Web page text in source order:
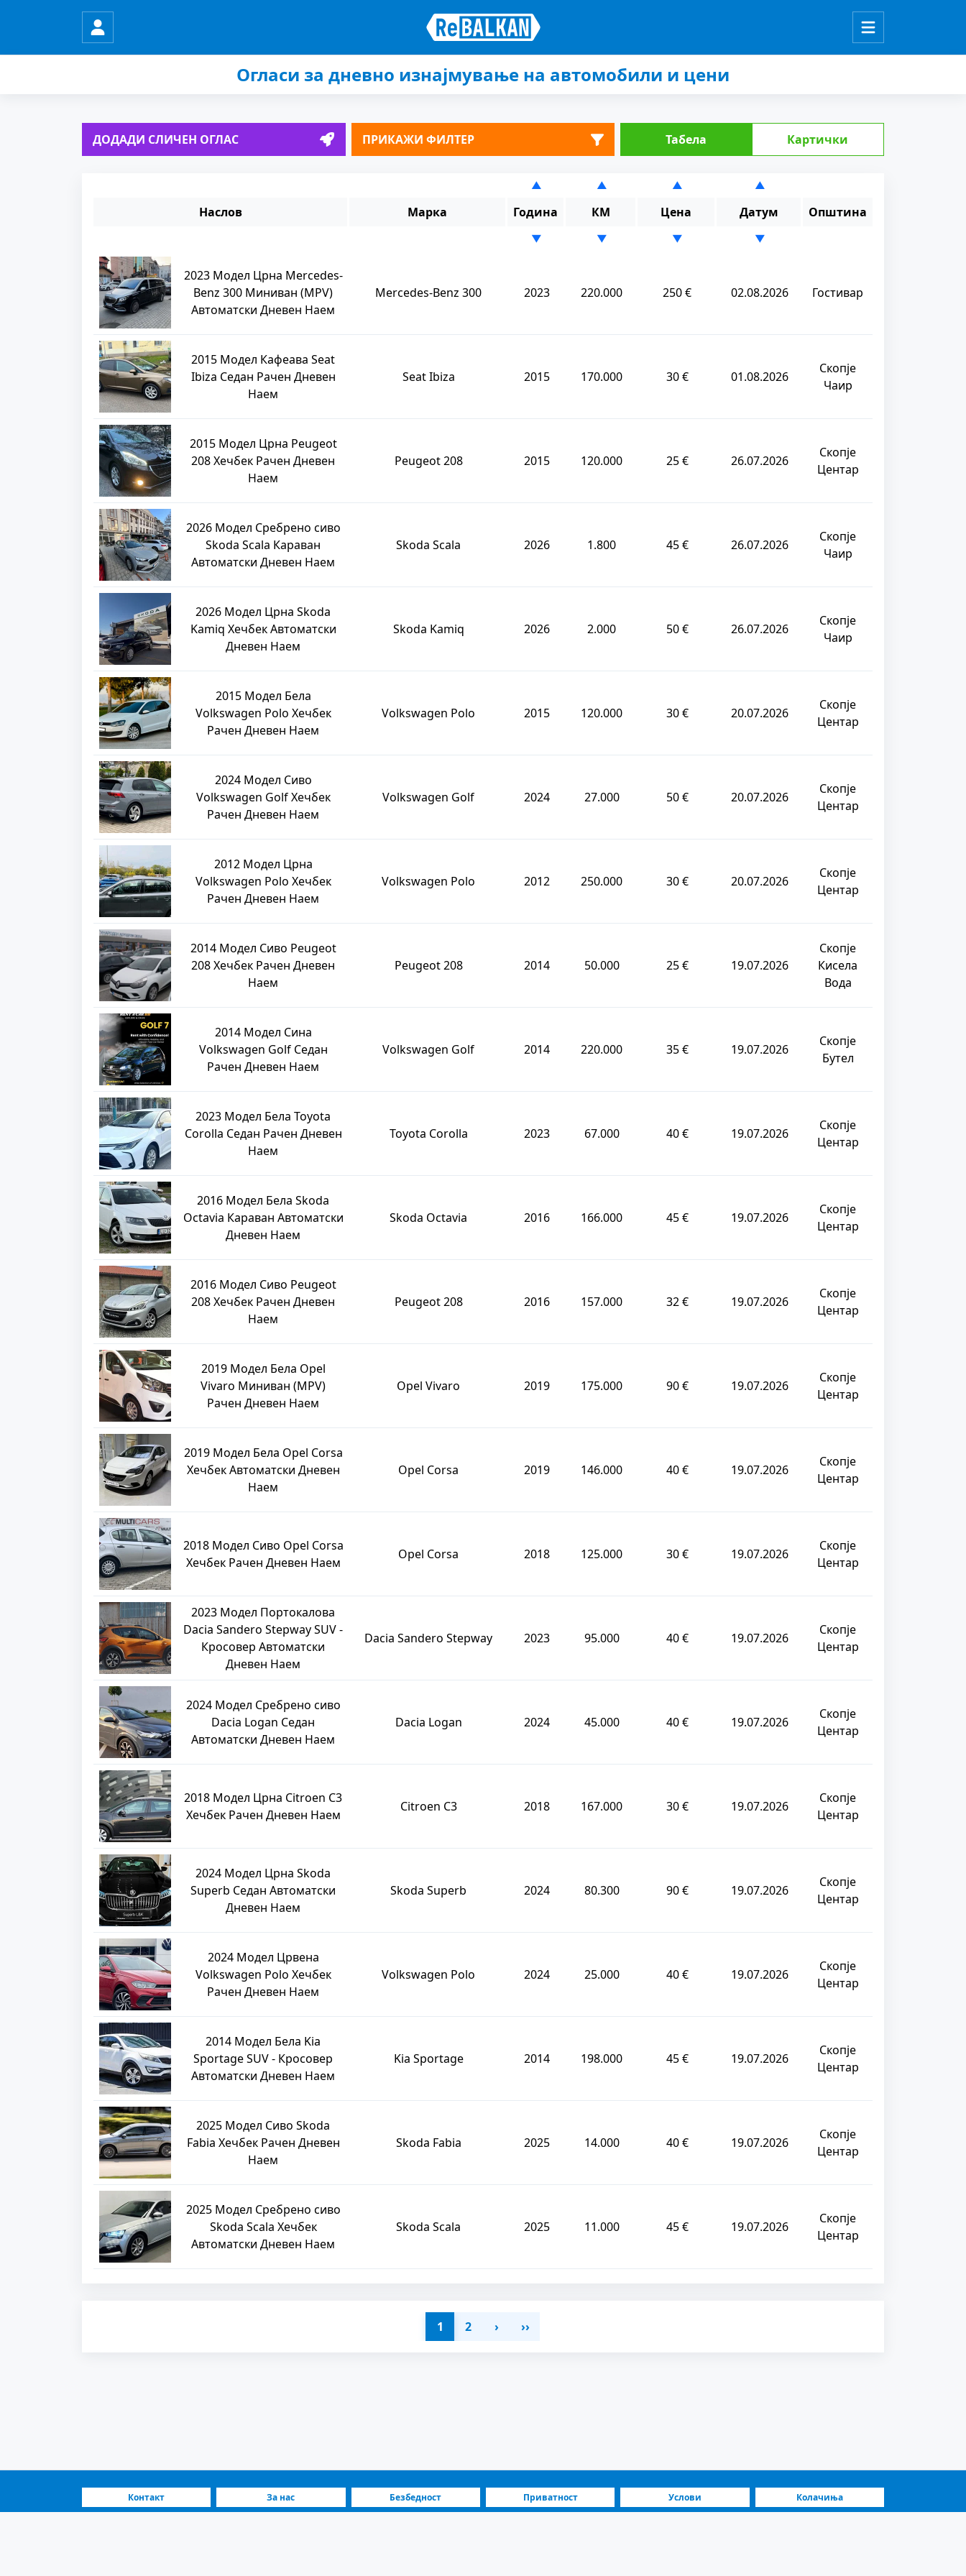
Огласи за дневно изнајмување на автомобили и цени
ДОДАДИ СЛИЧЕН ОГЛАС ПРИКАЖИ ФИЛТЕР Табела Картички
▲ ▲ ▲ ▲
Наслов Марка Година КМ Цена Датум Општина
▼ ▼ ▼ ▼
2023 Модел Црна Mercedes-
Benz 300 Миниван (MPV)
Автоматски Дневен Наем
Mercedes-Benz 300 2023 220.000 250 € 02.08.2026 Гостивар
2015 Модел Кафеава Seat
Ibiza Седан Рачен Дневен
Наем
Seat Ibiza 2015 170.000 30 € 01.08.2026
Скопје
Чаир
2015 Модел Црна Peugeot
208 Хечбек Рачен Дневен
Наем
Peugeot 208 2015 120.000 25 € 26.07.2026
Скопје
Центар
2026 Модел Сребрено сиво
Skoda Scala Караван
Автоматски Дневен Наем
Skoda Scala 2026 1.800 45 € 26.07.2026
Скопје
Чаир
2026 Модел Црна Skoda
Kamiq Хечбек Автоматски
Дневен Наем
Skoda Kamiq 2026 2.000 50 € 26.07.2026
Скопје
Чаир
2015 Модел Бела
Volkswagen Polo Хечбек
Рачен Дневен Наем
Volkswagen Polo 2015 120.000 30 € 20.07.2026
Скопје
Центар
2024 Модел Сиво
Volkswagen Golf Хечбек
Рачен Дневен Наем
Volkswagen Golf 2024 27.000 50 € 20.07.2026
Скопје
Центар
2012 Модел Црна
Volkswagen Polo Хечбек
Рачен Дневен Наем
Volkswagen Polo 2012 250.000 30 € 20.07.2026
Скопје
Центар
2014 Модел Сиво Peugeot
208 Хечбек Рачен Дневен
Наем
Peugeot 208 2014 50.000 25 € 19.07.2026
Скопје
Кисела
Вода
2014 Модел Сина
Volkswagen Golf Седан
Рачен Дневен Наем
Volkswagen Golf 2014 220.000 35 € 19.07.2026
Скопје
Бутел
2023 Модел Бела Toyota
Corolla Седан Рачен Дневен
Наем
Toyota Corolla 2023 67.000 40 € 19.07.2026
Скопје
Центар
2016 Модел Бела Skoda
Octavia Караван Автоматски
Дневен Наем
Skoda Octavia 2016 166.000 45 € 19.07.2026
Скопје
Центар
2016 Модел Сиво Peugeot
208 Хечбек Рачен Дневен
Наем
Peugeot 208 2016 157.000 32 € 19.07.2026
Скопје
Центар
2019 Модел Бела Opel
Vivaro Миниван (MPV)
Рачен Дневен Наем
Opel Vivaro 2019 175.000 90 € 19.07.2026
Скопје
Центар
2019 Модел Бела Opel Corsa
Хечбек Автоматски Дневен
Наем
Opel Corsa 2019 146.000 40 € 19.07.2026
Скопје
Центар
2018 Модел Сиво Opel Corsa
Хечбек Рачен Дневен Наем
Opel Corsa 2018 125.000 30 € 19.07.2026
Скопје
Центар
2023 Модел Портокалова
Dacia Sandero Stepway SUV -
Кросовер Автоматски
Дневен Наем
Dacia Sandero Stepway 2023 95.000 40 € 19.07.2026
Скопје
Центар
2024 Модел Сребрено сиво
Dacia Logan Седан
Автоматски Дневен Наем
Dacia Logan 2024 45.000 40 € 19.07.2026
Скопје
Центар
2018 Модел Црна Citroen C3
Хечбек Рачен Дневен Наем
Citroen C3 2018 167.000 30 € 19.07.2026
Скопје
Центар
2024 Модел Црна Skoda
Superb Седан Автоматски
Дневен Наем
Skoda Superb 2024 80.300 90 € 19.07.2026
Скопје
Центар
2024 Модел Црвена
Volkswagen Polo Хечбек
Рачен Дневен Наем
Volkswagen Polo 2024 25.000 40 € 19.07.2026
Скопје
Центар
2014 Модел Бела Kia
Sportage SUV - Кросовер
Автоматски Дневен Наем
Kia Sportage 2014 198.000 45 € 19.07.2026
Скопје
Центар
2025 Модел Сиво Skoda
Fabia Хечбек Рачен Дневен
Наем
Skoda Fabia 2025 14.000 40 € 19.07.2026
Скопје
Центар
2025 Модел Сребрено сиво
Skoda Scala Хечбек
Автоматски Дневен Наем
Skoda Scala 2025 11.000 45 € 19.07.2026
Скопје
Центар
1 2 › ››
Контакт За нас Безбедност Приватност Услови Колачиња